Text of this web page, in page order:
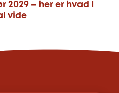
– her er hvad I
vide